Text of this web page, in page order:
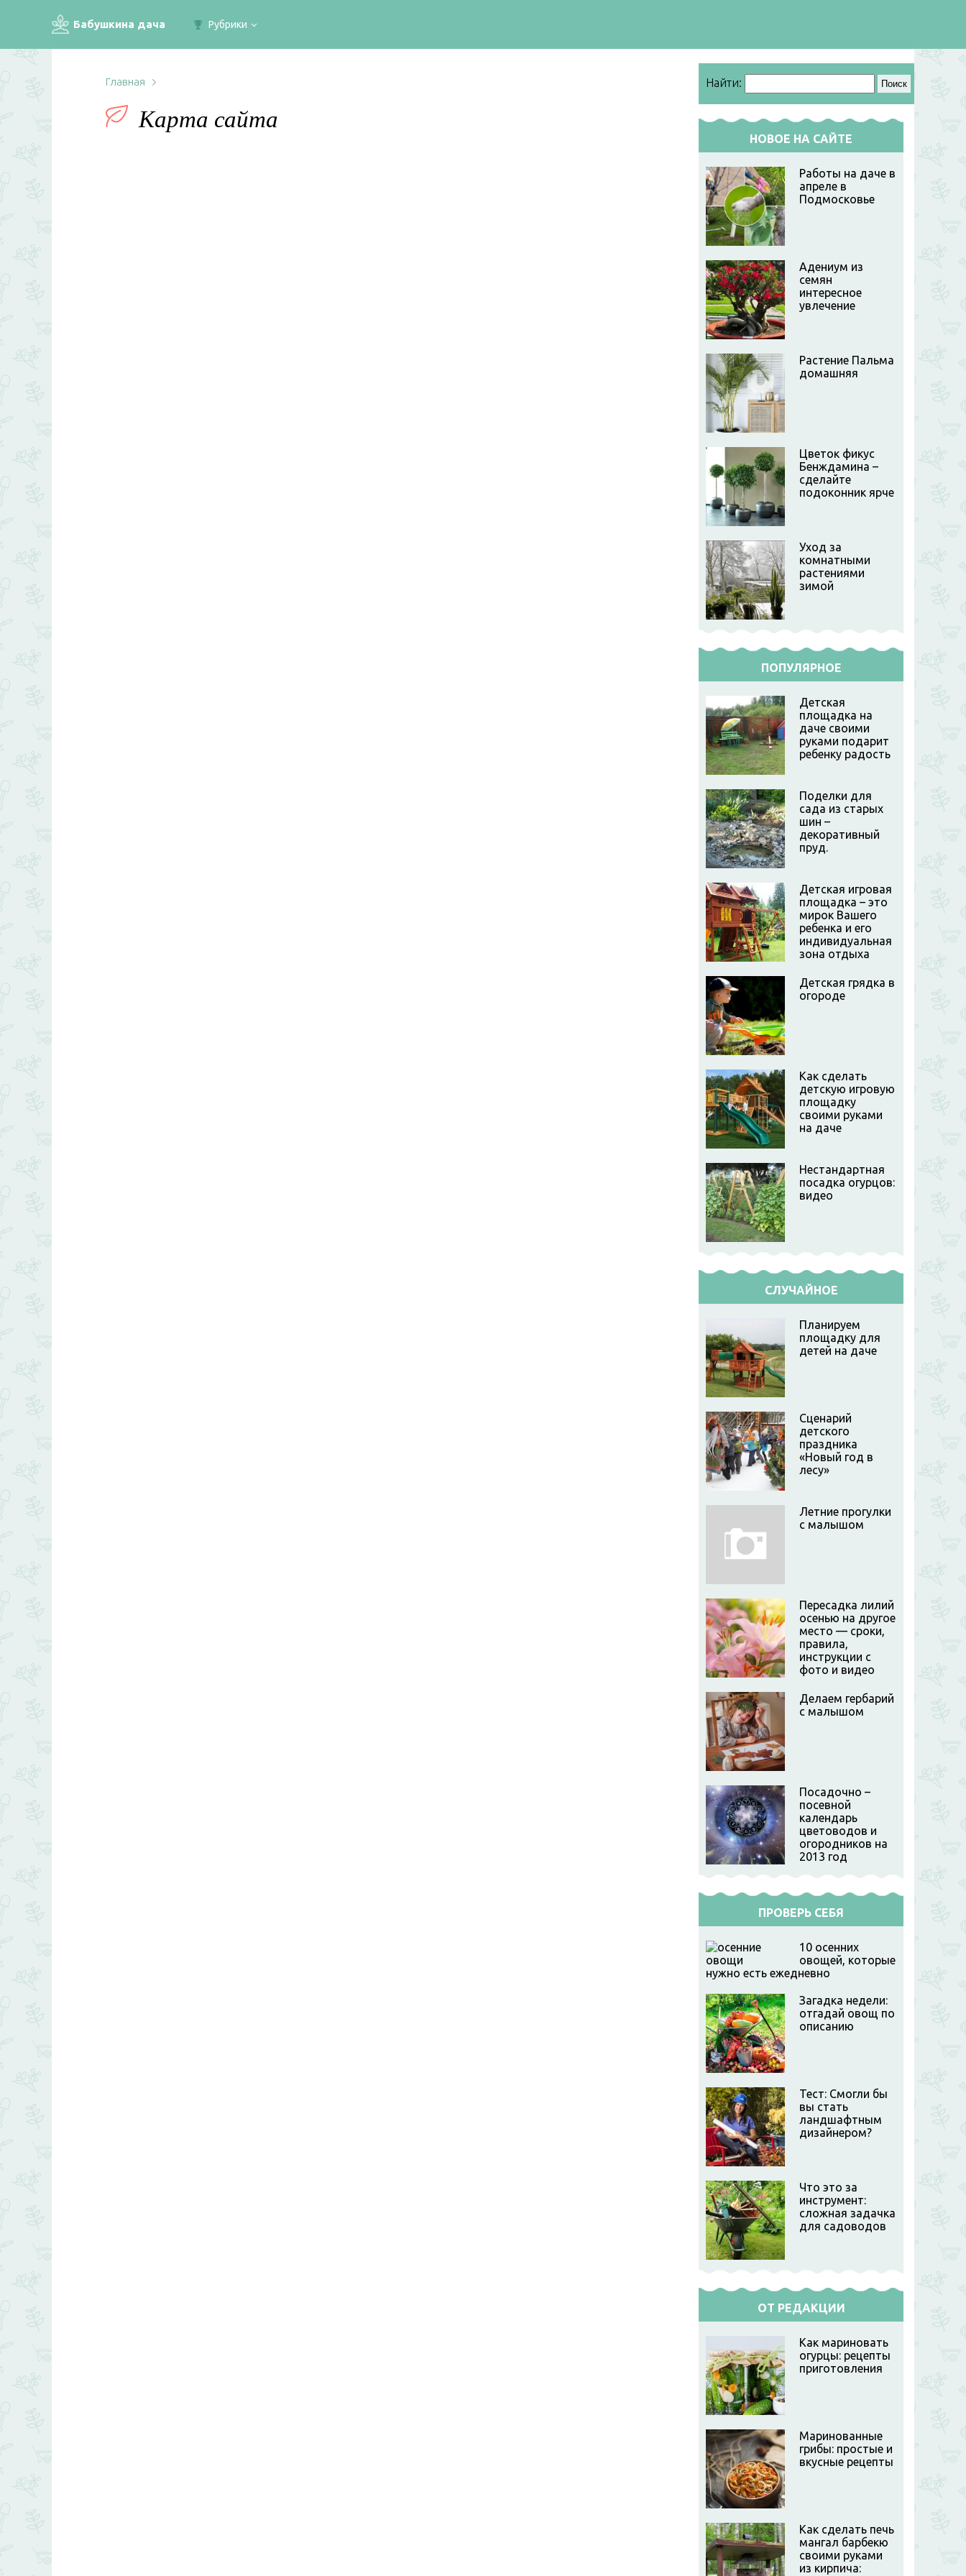
Бабушкина дача Рубрики
Главная
Карта сайта
Найти:
НОВОЕ НА САЙТЕ
Работы на даче в
апреле в
Подмосковье
Адениум из
семян
интересное
увлечение
Растение Пальма
домашняя
Цветок фикус
Бенждамина –
сделайте
подоконник ярче
Уход за
комнатными
растениями
зимой
ПОПУЛЯРНОЕ
Детская
площадка на
даче своими
руками подарит
ребенку радость
Поделки для
сада из старых
шин –
декоративный
пруд.
Детская игровая
площадка – это
мирок Вашего
ребенка и его
индивидуальная
зона отдыха
Детская грядка в
огороде
Как сделать
детскую игровую
площадку
своими руками
на даче
Нестандартная
посадка огурцов:
видео
СЛУЧАЙНОЕ
Планируем
площадку для
детей на даче
Сценарий
детского
праздника
«Новый год в
лесу»
Летние прогулки
с малышом
Пересадка лилий
осенью на другое
место — сроки,
правила,
инструкции с
фото и видео
Делаем гербарий
с малышом
Посадочно –
посевной
календарь
цветоводов и
огородников на
2013 год
ПРОВЕРЬ СЕБЯ
10 осенних
овощей, которые
нужно есть ежедневно
Загадка недели:
отгадай овощ по
описанию
Тест: Смогли бы
вы стать
ландшафтным
дизайнером?
Что это за
инструмент:
сложная задачка
для садоводов
ОТ РЕДАКЦИИ
Как мариновать
огурцы: рецепты
приготовления
Маринованные
грибы: простые и
вкусные рецепты
Как сделать печь
мангал барбекю
своими руками
из кирпича: